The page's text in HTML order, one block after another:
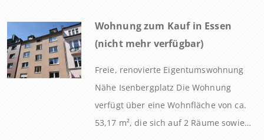
Wohnung zum Kauf in Essen
(nicht mehr verfügbar)
Freie, renovierte Eigentumswohnung
Nähe Isenbergplatz Die Wohnung
verfügt über eine Wohnfläche von ca.
53,17 m², die sich auf 2 Räume sowie